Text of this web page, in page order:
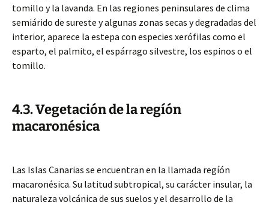
tomillo y la lavanda. En las regiones peninsulares de clima
semiárido de sureste y algunas zonas secas y degradadas del
interior, aparece la estepa con especies xerófilas como el
esparto, el palmito, el espárrago silvestre, los espinos o el
tomillo.
4.3. Vegetación de la regíón
macaronésica
Las Islas Canarias se encuentran en la llamada regíón
macaronésica. Su latitud subtropical, su carácter insular, la
naturaleza volcánica de sus suelos y el desarrollo de la